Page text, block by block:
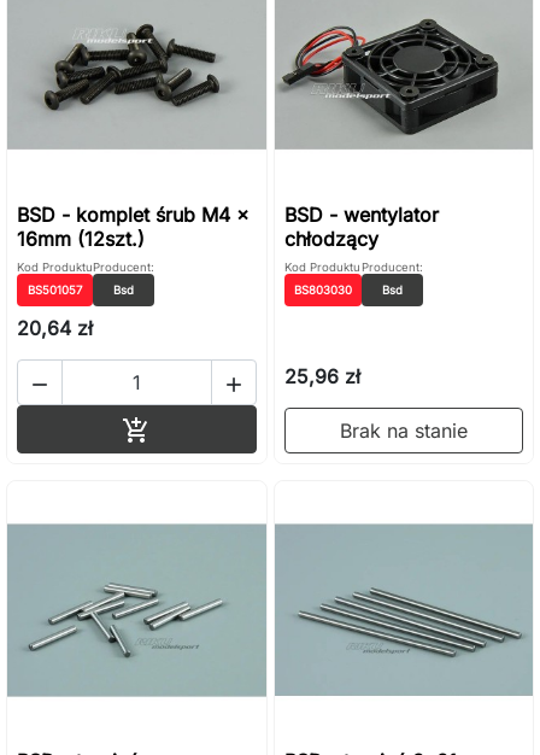
BSD - komplet śrub M4 x
16mm (12szt.)
Kod Produktu
BS501057
Producent:
Bsd
20,64 zł
 

BSD - wentylator
chłodzący
Kod Produktu
BS803030
Producent:
Bsd
25,96 zł
Brak na stanie